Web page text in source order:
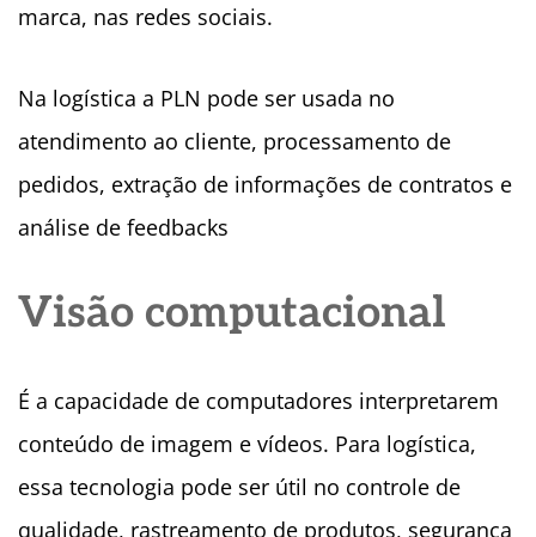
marca, nas redes sociais.
Na logística a PLN pode ser usada no
atendimento ao cliente, processamento de
pedidos, extração de informações de contratos e
análise de feedbacks
Visão computacional
É a capacidade de computadores interpretarem
conteúdo de imagem e vídeos. Para logística,
essa tecnologia pode ser útil no controle de
qualidade, rastreamento de produtos, segurança